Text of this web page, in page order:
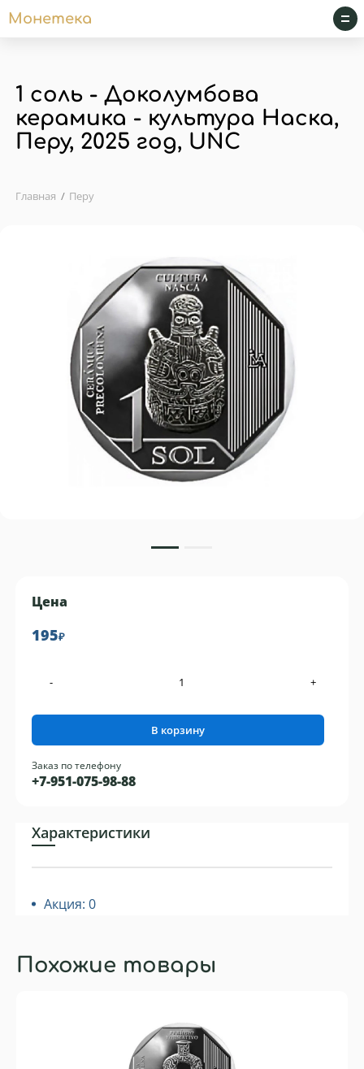
Монетека
1 соль - Доколумбова
керамика - культура Наска,
Перу, 2025 год, UNC
Главная Перу
Цена
195₽
- +
В корзину
Заказ по телефону
+7-951-075-98-88
Характеристики
Акция: 0
Похожие товары